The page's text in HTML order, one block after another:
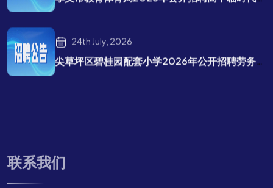
24th July, 2026
尖草坪区碧桂园配套小学2026年公开招聘劳务派遣教师招聘公告
联系我们